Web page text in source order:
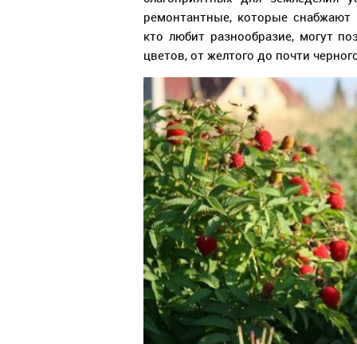
ремонтантные, которые
кто любит разнообразие, могут
цветов, от желтого до почти